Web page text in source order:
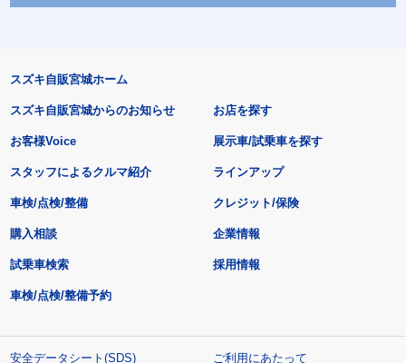
スズキ自販宮城ホーム
スズキ自販宮城からのお知らせ
お客様Voice
スタッフによるクルマ紹介
お店を探す
展示車/試乗車を探す
ラインアップ
車検/点検/整備 クレジット/保険
購入相談
試乗車検索
車検/点検/整備予約
企業情報
採用情報
安全データシート(SDS)
ご利用にあたって